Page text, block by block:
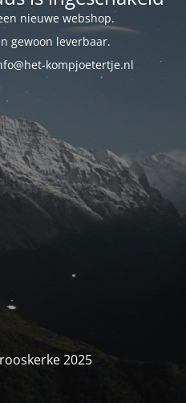
nieuwe webshop.
gewoon leverbaar.
kompjoetertje.nl
2025